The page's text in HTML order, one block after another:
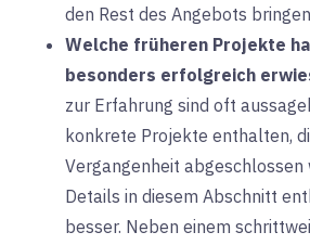
den Rest des Angebots
Welche früheren Projekte
besonders erfolgreich
zur Erfahrung sind oft
konkrete Projekte enthalten,
Vergangenheit abgeschlossen
Details in diesem Abschnitt
besser. Neben einem